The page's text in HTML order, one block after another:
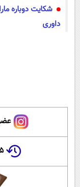
شکایت دوباره
داوری
۱۵ سال